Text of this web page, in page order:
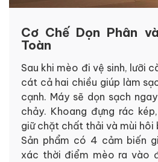
Cơ Chế Dọn Phân
Toàn
Sau khi mèo đi vệ sinh, lưỡi
cát cả hai chiều giúp làm
cạnh. Máy sẽ dọn sạch
chảy. Khoang đựng rác
giữ chặt chất thải và mùi hôi
Sản phẩm có 4 cảm biến
xác thời điểm mèo ra vào